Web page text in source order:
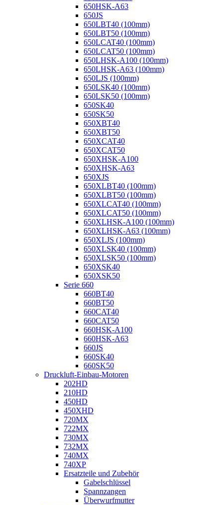
650HSK-A63
650JS
650LBT40 (100mm)
650LBT50 (100mm)
650LCAT40 (100mm)
650LCAT50 (100mm)
650LHSK-A100 (100mm)
650LHSK-A63 (100mm)
650LJS (100mm)
650LSK40 (100mm)
650LSK50 (100mm)
650SK40
650SK50
650XBT40
650XBT50
650XCAT40
650XCAT50
650XHSK-A100
650XHSK-A63
650XJS
650XLBT40 (100mm)
650XLBT50 (100mm)
650XLCAT40 (100mm)
650XLCAT50 (100mm)
650XLHSK-A100 (100mm)
650XLHSK-A63 (100mm)
650XLJS (100mm)
650XLSK40 (100mm)
650XLSK50 (100mm)
650XSK40
650XSK50
Serie 660
660BT40
660BT50
660CAT40
660CAT50
660HSK-A100
660HSK-A63
660JS
660SK40
660SK50
Druckluft-Einbau-Motoren
202HD
210HD
450HD
450XHD
720MX
722MX
730MX
732MX
740MX
740XP
Ersatzteile und Zubehör
Gabelschlüssel
Spannzangen
Überwurfmutter